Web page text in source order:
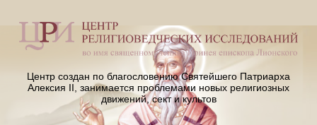
Центр создан по благословению Святейшего Патриарха
Алексия II, занимается проблемами новых религиозных
движений, сект и культов